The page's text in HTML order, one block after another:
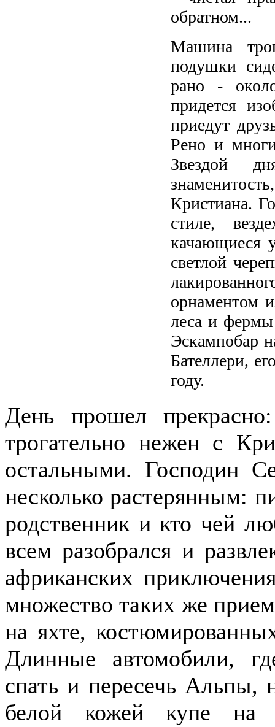
обратном...
Машина
подушки
рано -
придется
приедут
Рено и
Звездой
Кристиана.
стиле,
качающиеся
светлой
орнаментом
леса и
Эскампобар
Бателлери,
году.
День прошел
трогательно нежен с
остальными. Господин
несколько растерянным:
родственник и кто чей
всем разобрался и
африканских
множество таких же
на яхте,
Длинные автомобили,
спать и пересечь Альпы,
белой кожей купе